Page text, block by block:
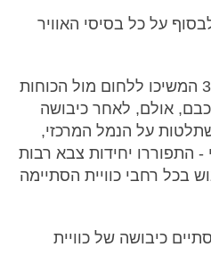
על כל בסיסי האוויר
אלמנטים מחטיבת שריון 35 המשיכו ללחום מול הכוחות
אולם, לאחר כיבושה
על הנמל המרכזי,
- התפוררו יחידות צבא רבות
בכל רחבי כוויית הסתיימה
הסתיים כיבושה של כוויית